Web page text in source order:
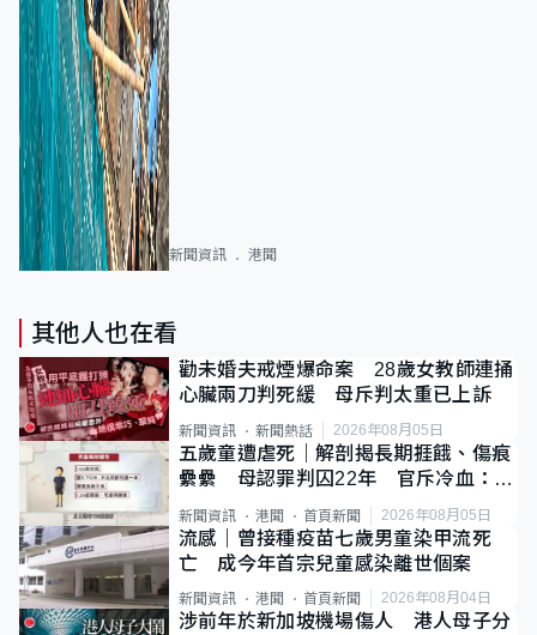
新聞資訊 港聞
其他人也在看
勸未婚夫戒煙爆命案 28歲女教師連捅
心臟兩刀判死緩 母斥判太重已上訴
新聞資訊 新聞熱話 2026年08月05日
五歲童遭虐死｜解剖揭長期捱餓、傷痕
纍纍 母認罪判囚22年 官斥冷血：同
類案最惡劣
新聞資訊 港聞 首頁新聞 2026年08月05日
流感｜曾接種疫苗七歲男童染甲流死
亡 成今年首宗兒童感染離世個案
新聞資訊 港聞 首頁新聞 2026年08月04日
涉前年於新加坡機場傷人 港人母子分